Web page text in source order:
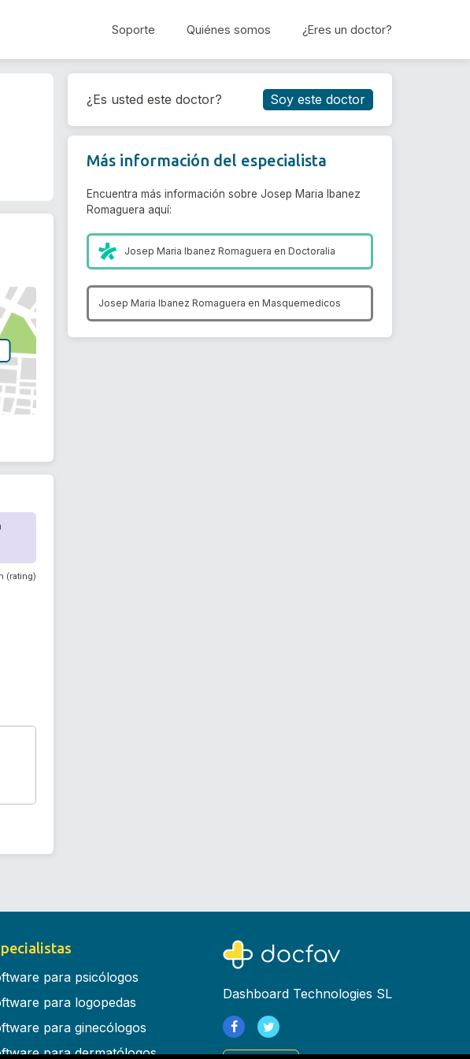
Soporte Quiénes somos ¿Eres un doctor?
Reservar cita
(rating)
¿Es usted este doctor? Soy este doctor
Más información del especialista
Encuentra más información sobre Josep Maria Ibanez
Romaguera aquí:
Josep Maria Ibanez Romaguera enDoctoralia
Josep Maria Ibanez Romaguera en Masquemedicos
para psicólogos
para logopedas
para ginecólogos
para dermatólogos
Dashboard Technologies SL